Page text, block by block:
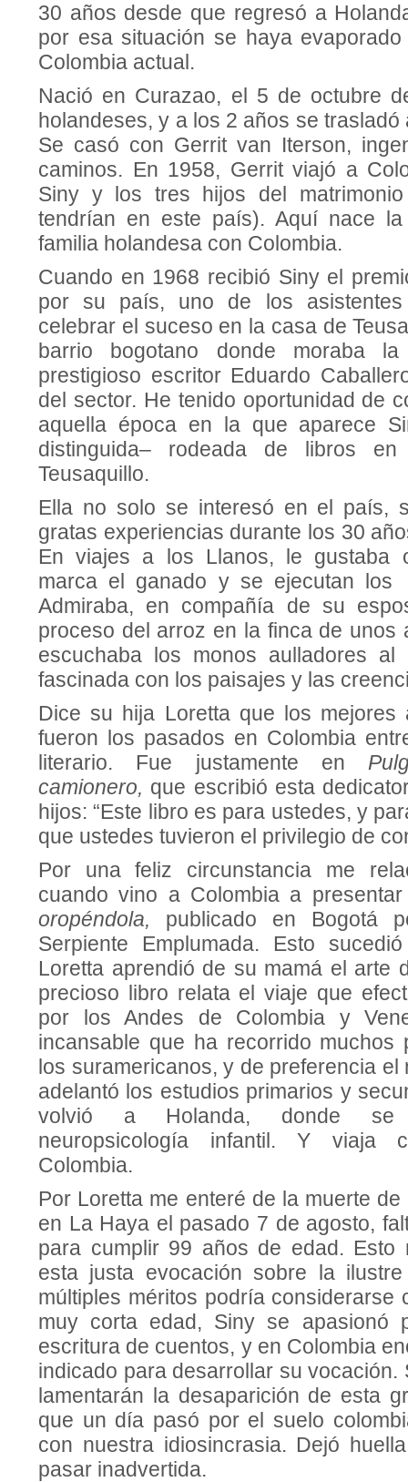
30 años desde que regresó a
por esa situación se haya
Colombia actual.
Nació en Curazao, el 5 de octubre
holandeses, y a los 2 años se
Se casó con Gerrit van Iterson,
caminos. En 1958, Gerrit viajó a
Siny y los tres hijos del
tendrían en este país). Aquí nace
familia holandesa con Colombia.
Cuando en 1968 recibió Siny el
por su país, uno de los
celebrar el suceso en la casa de
barrio bogotano donde moraba
prestigioso escritor Eduardo
del sector. He tenido oportunidad de
aquella época en la que aparece
distinguida– rodeada de libros
Teusaquillo.
Ella no solo se interesó en el país,
gratas experiencias durante los 30
En viajes a los Llanos, le gustaba
marca el ganado y se ejecutan los
Admiraba, en compañía de su
proceso del arroz en la finca de unos
escuchaba los monos aulladores al
fascinada con los paisajes y las
Dice su hija Loretta que los mejores
fueron los pasados en Colombia
literario. Fue justamente en
camionero, que escribió esta
hijos: “Este libro es para ustedes, y
que ustedes tuvieron el privilegio de
Por una feliz circunstancia me
cuando vino a Colombia a
oropéndola, publicado en Bogotá
Serpiente Emplumada. Esto
Loretta aprendió de su mamá el arte
precioso libro relata el viaje que
por los Andes de Colombia y
incansable que ha recorrido muchos
los suramericanos, y de preferencia el
adelantó los estudios primarios y
volvió a Holanda, donde se
neuropsicología infantil. Y viaja
Colombia.
Por Loretta me enteré de la muerte
en La Haya el pasado 7 de agosto,
para cumplir 99 años de edad. Esto
esta justa evocación sobre la
múltiples méritos podría considerarse
muy corta edad, Siny se apasionó
escritura de cuentos, y en Colombia
indicado para desarrollar su vocación.
lamentarán la desaparición de esta
que un día pasó por el suelo
con nuestra idiosincrasia. Dejó
pasar inadvertida.